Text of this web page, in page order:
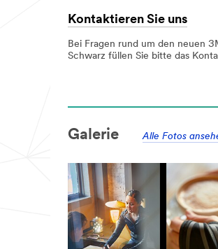
Kontaktieren Sie uns
Bei Fragen rund um den neuen
Schwarz füllen Sie bitte das
Galerie Alle Fotos